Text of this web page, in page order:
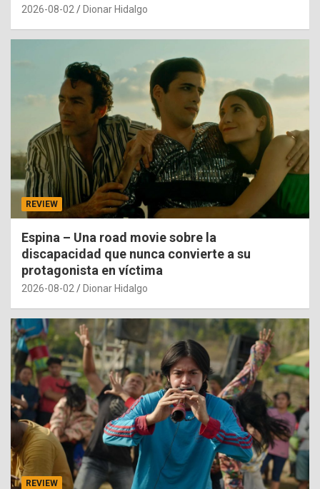
2026-08-02 Dionar Hidalgo
REVIEW
Espina – Una road movie sobre la
discapacidad que nunca convierte a su
protagonista en víctima
2026-08-02 Dionar Hidalgo
REVIEW